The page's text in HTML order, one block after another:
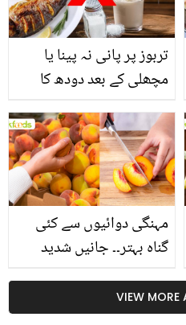
تربوز پر پانی نہ پینا یا
مچھلی کے بعد دودھ کا
سے متعلق غلط فہمیوں کی
حقیقت کیا ہے اور افواہ
کیا؟
مہنگی دوائیوں سے کئی
گناہ بہتر۔۔ جانیں شدید
کیوں کھانا چاہیے؟
VIEW MORE